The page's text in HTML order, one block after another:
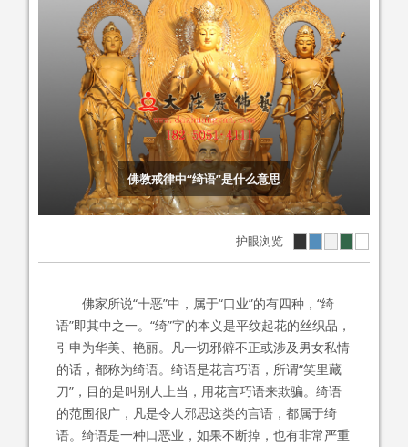
佛教戒律中“绮语”是什么意思
护眼浏览
佛家所说“十恶”中，属于“口业”的有四种，“绮
语”即其中之一。“绮”字的本义是平纹起花的丝织品，
引申为华美、艳丽。凡一切邪僻不正或涉及男女私情
的话，都称为绮语。绮语是花言巧语，所谓“笑里藏
刀”，目的是叫别人上当，用花言巧语来欺骗。绮语
的范围很广，凡是令人邪思这类的言语，都属于绮
语。绮语是一种口恶业，如果不断掉，也有非常严重